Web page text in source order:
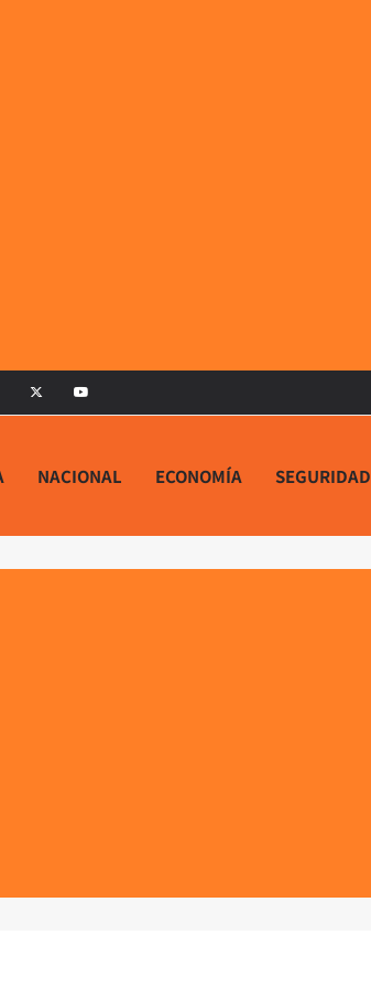
NACIONAL ECONOMÍA SEGURIDAD